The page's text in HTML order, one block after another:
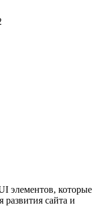
элементов, которые
развития сайта и